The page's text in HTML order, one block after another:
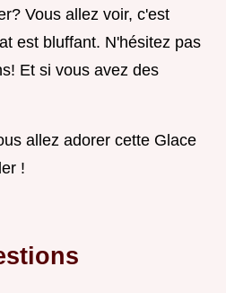
Vous allez voir, c'est
est bluffant. N'hésitez pas
Et si vous avez des
allez adorer cette Glace
!